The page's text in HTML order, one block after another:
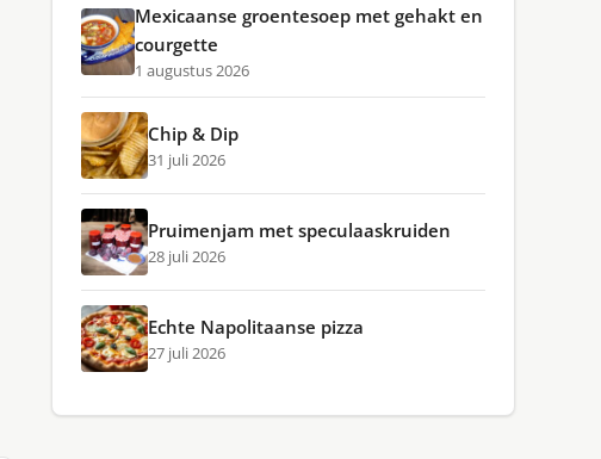
Mexicaanse groentesoep met gehakt en
courgette
1 augustus 2026
Chip & Dip
31 juli 2026
Pruimenjam met speculaaskruiden
28 juli 2026
Echte Napolitaanse pizza
27 juli 2026